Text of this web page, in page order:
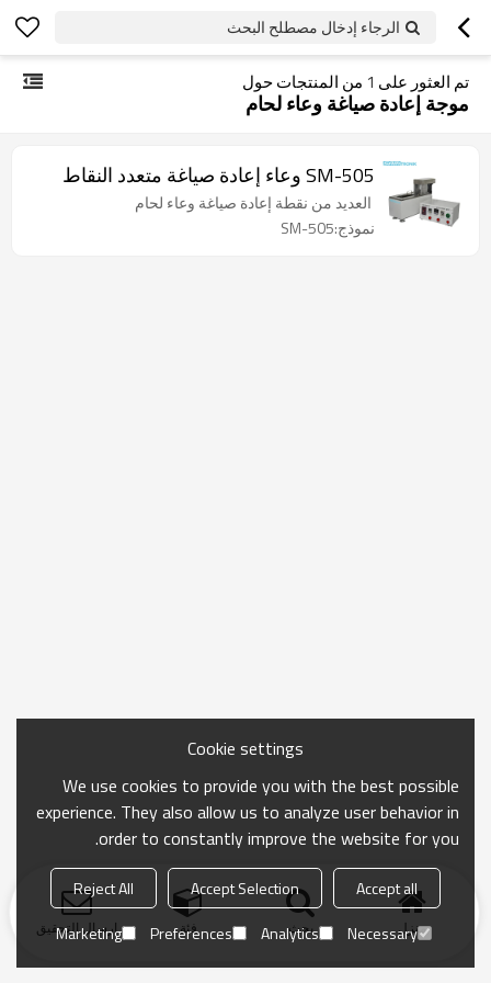
الرجاء إدخال مصطلح البحث
تم العثور على 1 من المنتجات حول
موجة إعادة صياغة وعاء لحام
SM-505 وعاء إعادة صياغة متعدد النقاط
العديد من نقطة إعادة صياغة وعاء لحام
نموذج:SM-505
منزل بحث فئة ارسال التحقيق
Cookie settings
We use cookies to provide you with the best possible
experience. They also allow us to analyze user behavior in
order to constantly improve the website for you.
Accept all
Accept Selection
Reject All
Necessary
Analytics
Preferences
Marketing